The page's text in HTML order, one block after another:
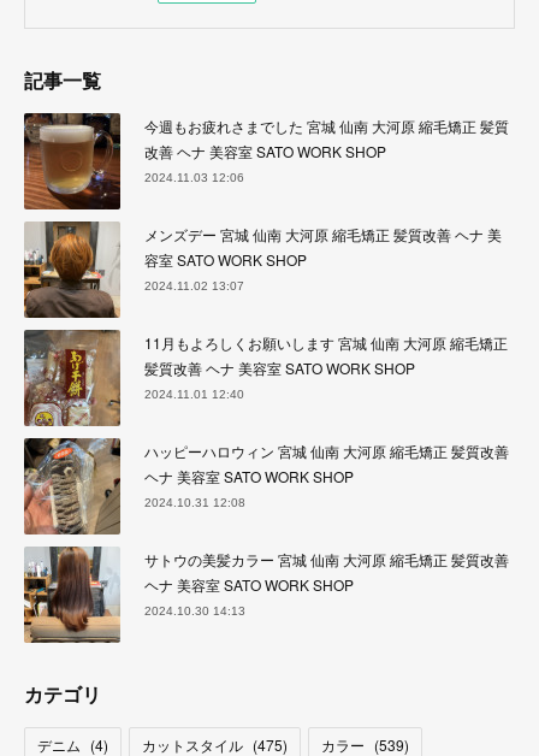
記事一覧
今週もお疲れさまでした 宮城 仙南 大河原 縮毛矯正 髪質
改善 ヘナ 美容室 SATO WORK SHOP
2024.11.03 12:06
メンズデー 宮城 仙南 大河原 縮毛矯正 髪質改善 ヘナ 美
容室 SATO WORK SHOP
2024.11.02 13:07
11月もよろしくお願いします 宮城 仙南 大河原 縮毛矯正
髪質改善 ヘナ 美容室 SATO WORK SHOP
2024.11.01 12:40
ハッピーハロウィン 宮城 仙南 大河原 縮毛矯正 髪質改善
ヘナ 美容室 SATO WORK SHOP
2024.10.31 12:08
サトウの美髪カラー 宮城 仙南 大河原 縮毛矯正 髪質改善
ヘナ 美容室 SATO WORK SHOP
2024.10.30 14:13
カテゴリ
デニム (4) カットスタイル (475) カラー (539)